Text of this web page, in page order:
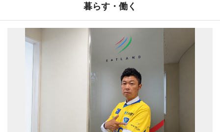
暮らす・働く